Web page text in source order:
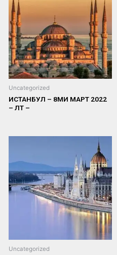
Uncategorized
ИСТАНБУЛ – 8МИ МАРТ 2022
– ЛТ –
Uncategorized